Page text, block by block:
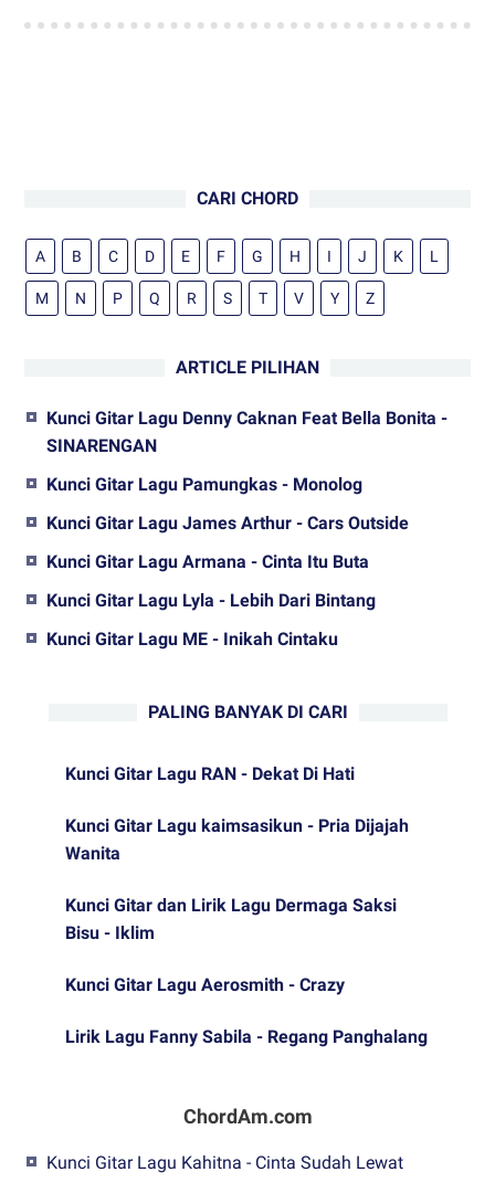
CARI CHORD
A B C D E F G H I J K L
M N P Q R S T V Y Z
ARTICLE PILIHAN
Kunci Gitar Lagu Denny Caknan Feat Bella Bonita -
SINARENGAN
Kunci Gitar Lagu Pamungkas - Monolog
Kunci Gitar Lagu James Arthur - Cars Outside
Kunci Gitar Lagu Armana - Cinta Itu Buta
Kunci Gitar Lagu Lyla - Lebih Dari Bintang
Kunci Gitar Lagu ME - Inikah Cintaku
PALING BANYAK DI CARI
Kunci Gitar Lagu RAN - Dekat Di Hati
Kunci Gitar Lagu kaimsasikun - Pria Dijajah
Wanita
Kunci Gitar dan Lirik Lagu Dermaga Saksi
Bisu - Iklim
Kunci Gitar Lagu Aerosmith - Crazy
Lirik Lagu Fanny Sabila - Regang Panghalang
ChordAm.com
Kunci Gitar Lagu Kahitna - Cinta Sudah Lewat